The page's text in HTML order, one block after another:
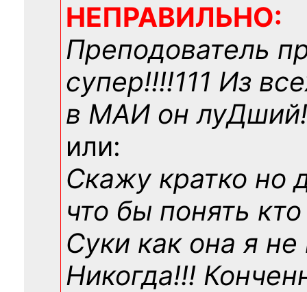
НЕПРАВИЛЬНО:
Преподователь
супер!!!!111 Из
в МАИ он
или:
Скажу кратко но
что бы понять
Суки как она я не
Никогда!!!